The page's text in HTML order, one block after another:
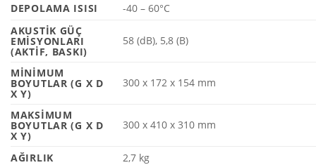
DEPOLAMA ISISI
-40 – 60°C
AKUSTIK GÜÇ
EMISYONLARI
(AKTIF, BASKI)
58 (dB), 5,8 (B)
MINIMUM
BOYUTLAR (G X D
X Y)
300 x 172 x 154 mm
MAKSIMUM
BOYUTLAR (G X D
X Y)
300 x 410 x 310 mm
AĞIRLIK
2,7 kg